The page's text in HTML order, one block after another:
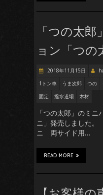
「つの太
ョン「つの
2018年11月15日
1トン車
うま次郎 つの
固定
撥水道場 木材
「つの太郎」のミニ
ニ」発売しました。
ニ 両サイド用…
READ MORE